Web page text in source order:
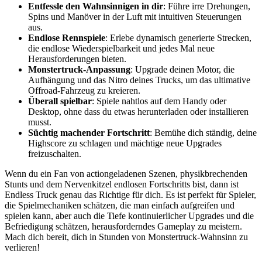
Entfessle den Wahnsinnigen in dir: Führe irre Drehungen,
Spins und Manöver in der Luft mit intuitiven Steuerungen
aus.
Endlose Rennspiele: Erlebe dynamisch generierte Strecken,
die endlose Wiederspielbarkeit und jedes Mal neue
Herausforderungen bieten.
Monstertruck-Anpassung: Upgrade deinen Motor, die
Aufhängung und das Nitro deines Trucks, um das ultimative
Offroad-Fahrzeug zu kreieren.
Überall spielbar: Spiele nahtlos auf dem Handy oder
Desktop, ohne dass du etwas herunterladen oder installieren
musst.
Süchtig machender Fortschritt: Bemühe dich ständig, deine
Highscore zu schlagen und mächtige neue Upgrades
freizuschalten.
Wenn du ein Fan von actiongeladenen Szenen, physikbrechenden
Stunts und dem Nervenkitzel endlosen Fortschritts bist, dann ist
Endless Truck genau das Richtige für dich. Es ist perfekt für Spieler,
die Spielmechaniken schätzen, die man einfach aufgreifen und
spielen kann, aber auch die Tiefe kontinuierlicher Upgrades und die
Befriedigung schätzen, herausforderndes Gameplay zu meistern.
Mach dich bereit, dich in Stunden von Monstertruck-Wahnsinn zu
verlieren!